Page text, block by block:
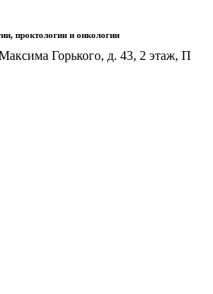
проктологии и онкологии
Горького, д. 43, 2 этаж, П